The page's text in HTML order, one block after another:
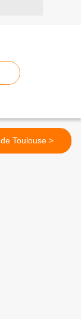
Histoire de Toulouse >